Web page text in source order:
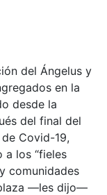
del Ángelus y
en la
desde la
del final del
Covid-19,
a los “fieles
comunidades
plaza —les dijo—